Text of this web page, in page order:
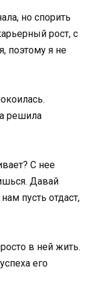
но спорить
рост, с
поэтому я не
решила
С нее
Давай
пусть отдаст,
в ней жить.
его